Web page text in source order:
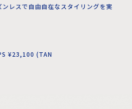
レスで自由自在なスタイリングを実
¥23,100 (TAN